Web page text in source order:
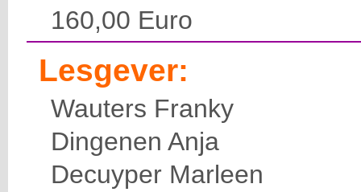
160,00 Euro
Lesgever:
Wauters Franky
Dingenen Anja
Decuyper Marleen